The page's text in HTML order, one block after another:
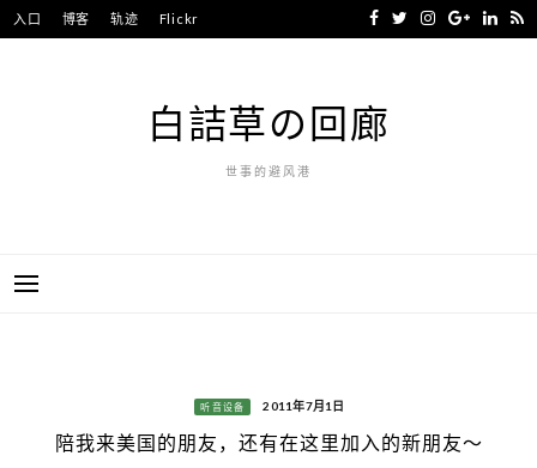
Skip
to
入口 博客 轨迹 Flickr
白詰草の回廊
世事的避风港
听音设备 2011年7月1日
陪我来美国的朋友，还有在这里加入的新朋友～